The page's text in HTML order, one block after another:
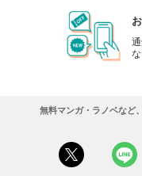
無料マンガ・ラノベなど